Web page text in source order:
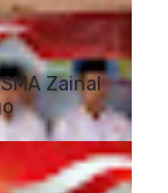
Zainal